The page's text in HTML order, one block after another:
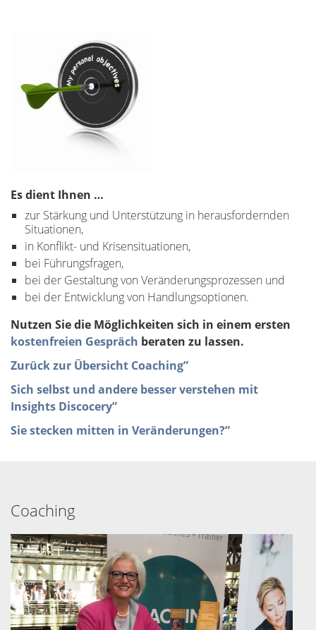
Es dient Ihnen …
zur Stärkung und Unterstützung in herausfordernden
Situationen,
in Konflikt- und Krisensituationen,
bei Führungsfragen,
bei der Gestaltung von Veränderungsprozessen und
bei der Entwicklung von Handlungsoptionen.
Nutzen Sie die Möglichkeiten sich in einem ersten
kostenfreien Gespräch beraten zu lassen.
Zurück zur Übersicht Coaching”
Sich selbst und andere besser verstehen mit
Insights Discocery”
Sie stecken mitten in Veränderungen?”
Coaching